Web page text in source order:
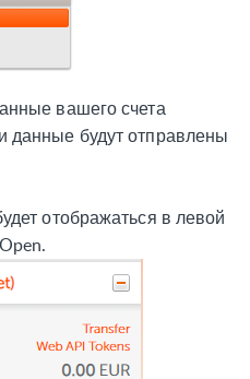
вашего счета
данные будут отправлены
отображаться в левой